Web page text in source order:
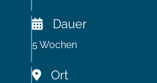
Dauer
5 Wochen
Ort